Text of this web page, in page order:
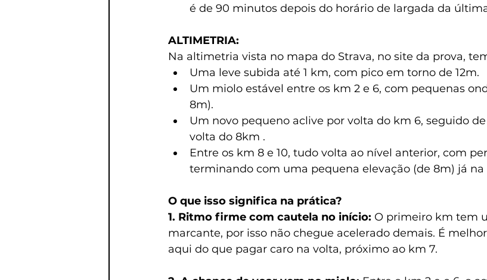
é de 90 minutos depois do horário de largada da
ALTIMETRIA:
Na altimetria vista no mapa do Strava, no site da prova,
Uma leve subida até 1 km, com pico em torno de 12m.
Um miolo estável entre os km 2 e 6, com pequenas
8m).
Um novo pequeno aclive por volta do km 6, seguido
volta do 8km .
Entre os km 8 e 10, tudo volta ao nível anterior, com
terminando com uma pequena elevação (de 8m) já na
O que isso significa na prática?
1. Ritmo firme com cautela no início: O primeiro km tem
marcante, por isso não chegue acelerado demais. É
aqui do que pagar caro na volta, próximo ao km 7.